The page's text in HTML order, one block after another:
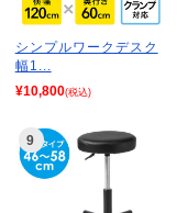
シンプルワークデスク
幅1...
¥10,800(税込)
9